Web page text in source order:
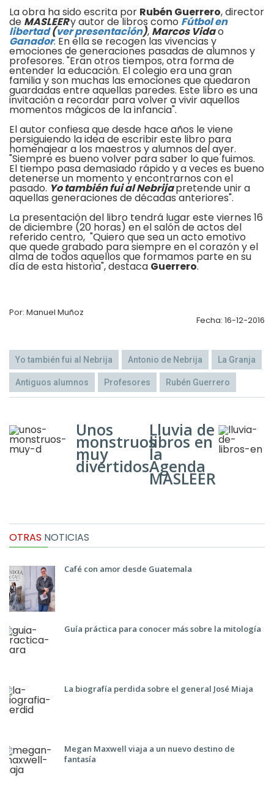
La obra ha sido escrita por Rubén Guerrero, director
de MASLEERy autor de libros como Fútbol en
libertad(ver presentación), Marcos Vidao
Ganador. En ella se recogen las vivencias y
emociones de generaciones pasadas de alumnos y
profesores. "Eran otros tiempos, otra forma de
entender la educación. El colegio era una gran
familia y son muchas las emociones que quedaron
guardadas entre aquellas paredes. Este libro es una
invitación a recordar para volver a vivir aquellos
momentos mágicos de la infancia".
El autor confiesa que desde hace años le viene
persiguiendo la idea de escribir este libro para
homenajear a los maestros y alumnos del ayer.
"Siempre es bueno volver para saber lo que fuimos.
El tiempo pasa demasiado rápido y a veces es bueno
detenerse un momento y encontrarnos con el
pasado. Yo también fui al Nebrijapretende unir a
aquellas generaciones de décadas anteriores".
La presentación del libro tendrá lugar este viernes 16
de diciembre (20 horas) en el salón de actos del
referido centro, "Quiero que sea un acto emotivo
que quede grabado para siempre en el corazón y el
alma de todos aquellos que formamos parte en su
día de esta historia", destaca Guerrero.
Por: Manuel Muñoz
Fecha: 16-12-2016
Yo también fui al Nebrija Antonio de Nebrija La Granja
Antiguos alumnos Profesores Rubén Guerrero
Unos
monstruos
muy
divertidos
Lluvia de
libros en
la
Agenda
MASLEER
OTRAS NOTICIAS
Café con amor desde Guatemala
Guía práctica para conocer más sobre la mitología
La biografía perdida sobre el general José Miaja
Megan Maxwell viaja a un nuevo destino de
fantasía